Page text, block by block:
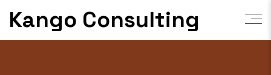
Kango Consulting